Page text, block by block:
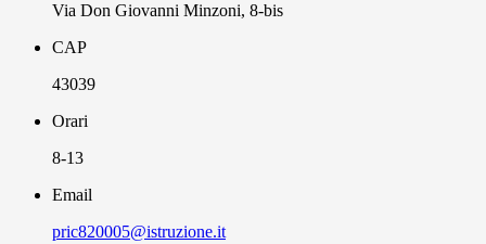
Via Don Giovanni Minzoni, 8-bis
CAP
43039
Orari
8-13
Email
pric820005@istruzione.it